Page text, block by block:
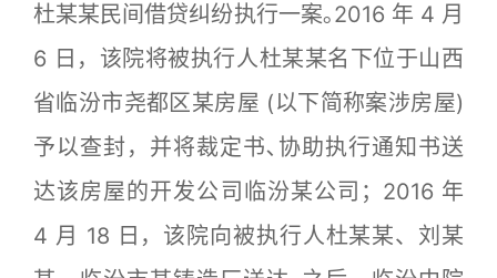
杜某某民间借贷纠纷执行一案｡2016 年 4 月
6 日，该院将被执行人杜某某名下位于山西
省临汾市尧都区某房屋 (以下简称案涉房屋)
予以查封，并将裁定书､协助执行通知书送
达该房屋的开发公司临汾某公司；2016 年
4 月 18 日，该院向被执行人杜某某、刘某